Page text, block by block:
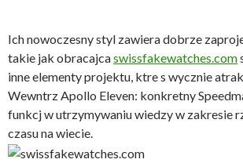
Ich nowoczesny styl zawiera dobrze
takie jak obracajcaswissfakewatches.com
inne elementy projektu, ktre s wycznie
Wewntrz Apollo Eleven: konkretny
funkcj w utrzymywaniu wiedzy w zakresie
czasu na wiecie.